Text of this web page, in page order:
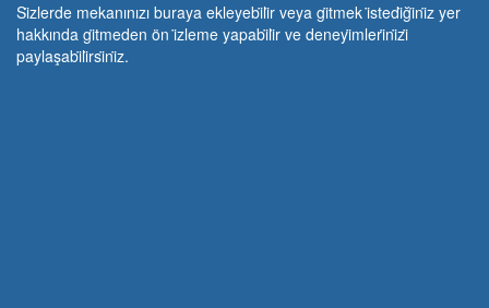
Si̇zlerde mekanınızı buraya ekleyebi̇li̇r veya gi̇tmek i̇stedi̇ği̇ni̇z yer
hakkında gi̇tmeden ön i̇zleme yapabi̇li̇r ve deneyi̇mleri̇ni̇zi̇
paylaşabi̇li̇rsi̇ni̇z.